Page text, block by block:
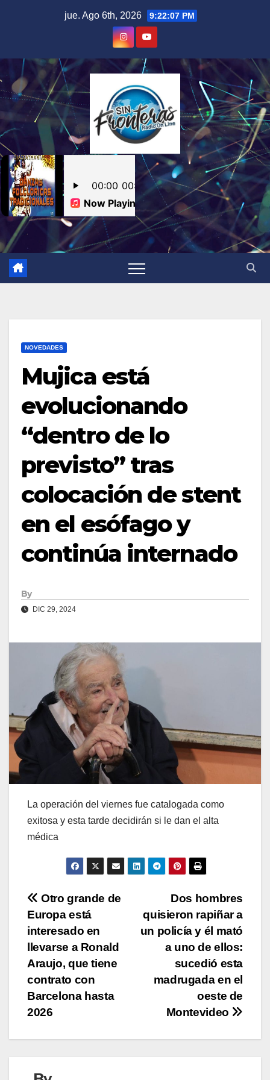
jue. Ago 6th, 2026 9:22:08 PM
NOVEDADES
Mujica está
evolucionando
“dentro de lo
previsto” tras
colocación de stent
en el esófago y
continúa internado
By
DIC 29, 2024
La operación del viernes fue catalogada como
exitosa y esta tarde decidirán si le dan el alta
médica
Navegación
de
entradas
Dos hombres
quisieron rapiñar a
un policía y él mató
a uno de ellos:
sucedió esta
madrugada en el
oeste de
Montevideo
Otro grande de
Europa está
interesado en
llevarse a Ronald
Araujo, que tiene
contrato con
Barcelona hasta
2026